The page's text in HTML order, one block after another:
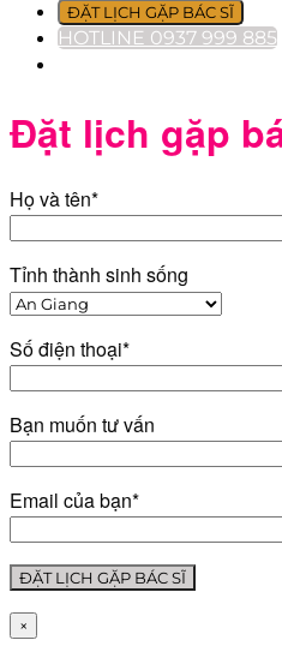
ĐẶT LỊCH GẶP BÁC SĨ
HOTLINE 0937 999 885
Đặt lịch gặp
Họ và tên*
Tỉnh thành sinh sống
Số điện thoại*
Bạn muốn tư vấn
Email của bạn*
×